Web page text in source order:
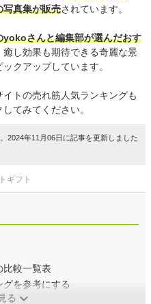
写真集が販売されています。
yokoさんと編集部が選んだおす
癒し効果も期待できる奇麗な景
クアップしています。
トの売れ筋人気ランキングも
てみてください。
2024年11月06日に記事を更新しました
ギフト
比較一覧表
を参考にする
る